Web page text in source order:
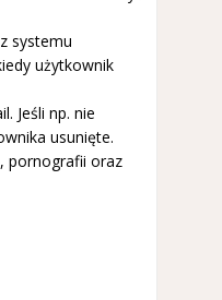
systemu
użytkownik
Jeśli np. nie
usunięte.
pornografii oraz